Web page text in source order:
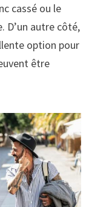
cassé ou le
D’un autre côté,
option pour
être